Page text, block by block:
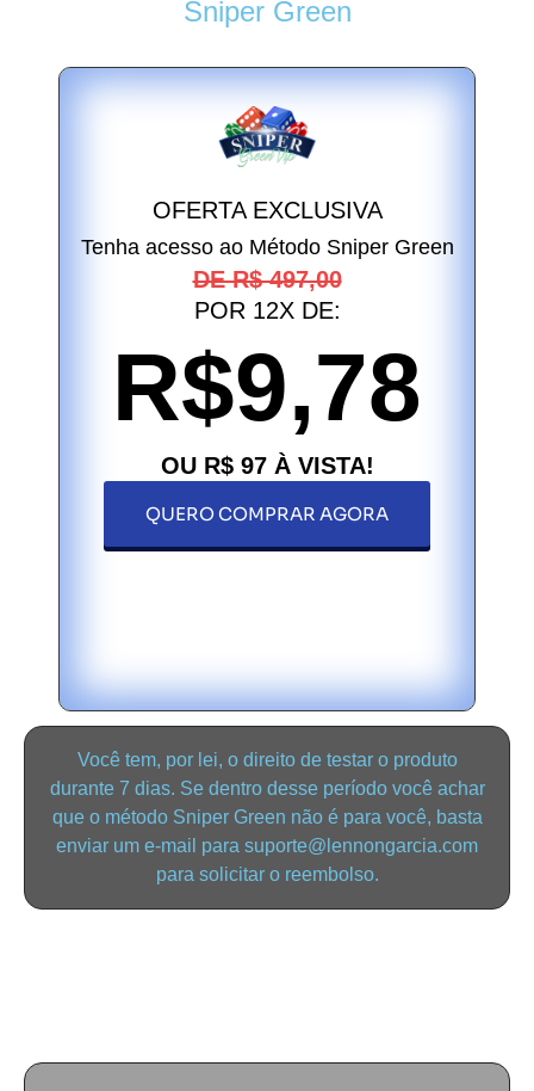
Sniper Green
OFERTA EXCLUSIVA
Tenha acesso ao Método Sniper Green
DE R$ 497,00
POR 12X DE:
R$9,78
OU R$ 97 À VISTA!
QUERO COMPRAR AGORA
Você tem, por lei, o direito de testar o produto
durante 7 dias. Se dentro desse período você achar
que o método Sniper Green não é para você, basta
enviar um e-mail para suporte@lennongarcia.com
para solicitar o reembolso.